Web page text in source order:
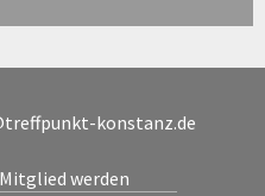
konstanz.de
Mitglied werden